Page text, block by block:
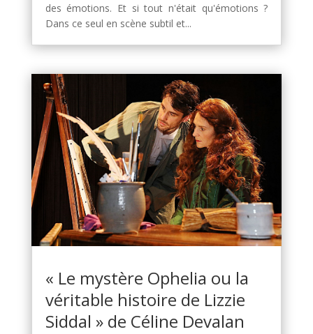
des émotions. Et si tout n'était qu'émotions ?
Dans ce seul en scène subtil et...
« Le mystère Ophelia ou la
véritable histoire de Lizzie
Siddal » de Céline Devalan